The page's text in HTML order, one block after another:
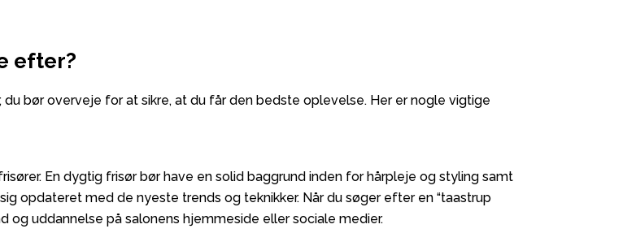
efter?
bør overveje for at sikre, at du får den bedste oplevelse. Her er nogle vigtige
En dygtig frisør bør have en solid baggrund inden for hårpleje og styling samt
opdateret med de nyeste trends og teknikker. Når du søger efter en “taastrup
og uddannelse på salonens hjemmeside eller sociale medier.